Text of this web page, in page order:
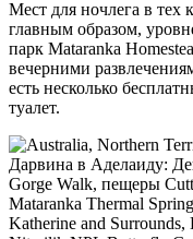
Мест для ночлега в тех
главным образом,
парк Mataranka
вечерними
есть несколько
туалет.